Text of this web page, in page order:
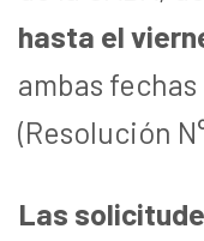
hasta el
ambas
(Resolución
Las